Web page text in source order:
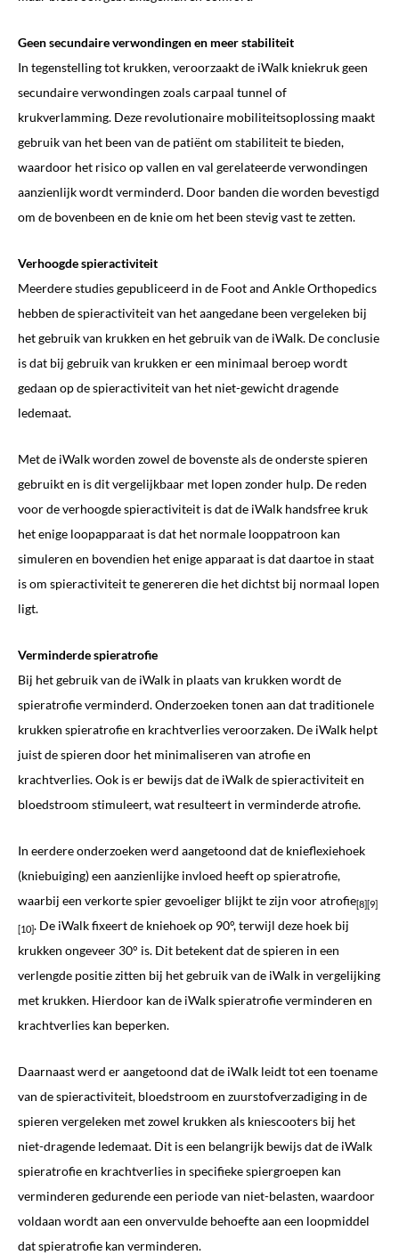
Geen secundaire verwondingen en meer stabiliteit
In tegenstelling tot krukken, veroorzaakt de iWalk kniekruk geen
secundaire verwondingen zoals carpaal tunnel of
krukverlamming. Deze revolutionaire mobiliteitsoplossing maakt
gebruik van het been van de patiënt om stabiliteit te bieden,
waardoor het risico op vallen en val gerelateerde verwondingen
aanzienlijk wordt verminderd. Door banden die worden bevestigd
om de bovenbeen en de knie om het been stevig vast te zetten.
Verhoogde spieractiviteit
Meerdere studies gepubliceerd in de Foot and Ankle Orthopedics
hebben de spieractiviteit van het aangedane been vergeleken bij
het gebruik van krukken en het gebruik van de iWalk. De conclusie
is dat bij gebruik van krukken er een minimaal beroep wordt
gedaan op de spieractiviteit van het niet-gewicht dragende
ledemaat.
Met de iWalk worden zowel de bovenste als de onderste spieren
gebruikt en is dit vergelijkbaar met lopen zonder hulp. De reden
voor de verhoogde spieractiviteit is dat de iWalk handsfree kruk
het enige loopapparaat is dat het normale looppatroon kan
simuleren en bovendien het enige apparaat is dat daartoe in staat
is om spieractiviteit te genereren die het dichtst bij normaal lopen
ligt.
Verminderde spieratrofie
Bij het gebruik van de iWalk in plaats van krukken wordt de
spieratrofie verminderd. Onderzoeken tonen aan dat traditionele
krukken spieratrofie en krachtverlies veroorzaken. De iWalk helpt
juist de spieren door het minimaliseren van atrofie en
krachtverlies. Ook is er bewijs dat de iWalk de spieractiviteit en
bloedstroom stimuleert, wat resulteert in verminderde atrofie.
In eerdere onderzoeken werd aangetoond dat de knieflexiehoek
(kniebuiging) een aanzienlijke invloed heeft op spieratrofie,
waarbij een verkorte spier gevoeliger blijkt te zijn voor atrofie[8][9]
[10]. De iWalk fixeert de kniehoek op 90°, terwijl deze hoek bij
krukken ongeveer 30° is. Dit betekent dat de spieren in een
verlengde positie zitten bij het gebruik van de iWalk in vergelijking
met krukken. Hierdoor kan de iWalk spieratrofie verminderen en
krachtverlies kan beperken.
Daarnaast werd er aangetoond dat de iWalk leidt tot een toename
van de spieractiviteit, bloedstroom en zuurstofverzadiging in de
spieren vergeleken met zowel krukken als kniescooters bij het
niet-dragende ledemaat. Dit is een belangrijk bewijs dat de iWalk
spieratrofie en krachtverlies in specifieke spiergroepen kan
verminderen gedurende een periode van niet-belasten, waardoor
voldaan wordt aan een onvervulde behoefte aan een loopmiddel
dat spieratrofie kan verminderen.